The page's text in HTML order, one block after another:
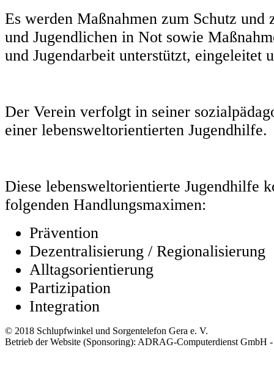
Es werden Maßnahmen zum Schutz
und Jugendlichen in Not sowie
und Jugendarbeit unterstützt, eingeleitet
Der Verein verfolgt in seiner
einer lebensweltorientierten Jugendhilfe.
Diese lebensweltorientierte Jugendhilfe
folgenden Handlungsmaximen:
Prävention
Dezentralisierung / Regionalisierung
Alltagsorientierung
Partizipation
Integration
© 2018 Schlupfwinkel und Sorgentelefon Gera e. V.
Betrieb der Website (Sponsoring): ADRAG-Computerdienst GmbH